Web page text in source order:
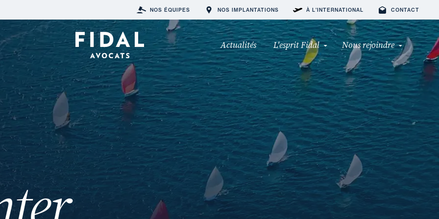
NOS ÉQUIPES NOS IMPLANTATIONS À L'INTERNATIONAL CONTACT
Actualités L'esprit Fidal Nous rejoindre